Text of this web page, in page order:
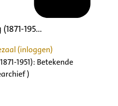
195...
(inloggen)
1951): Betekende
)